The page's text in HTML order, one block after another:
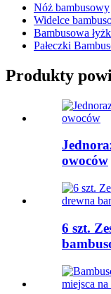
Nóż bambusowy
Widelce
Bambusowa
Pałeczki
Produkty
owoców
6 szt.